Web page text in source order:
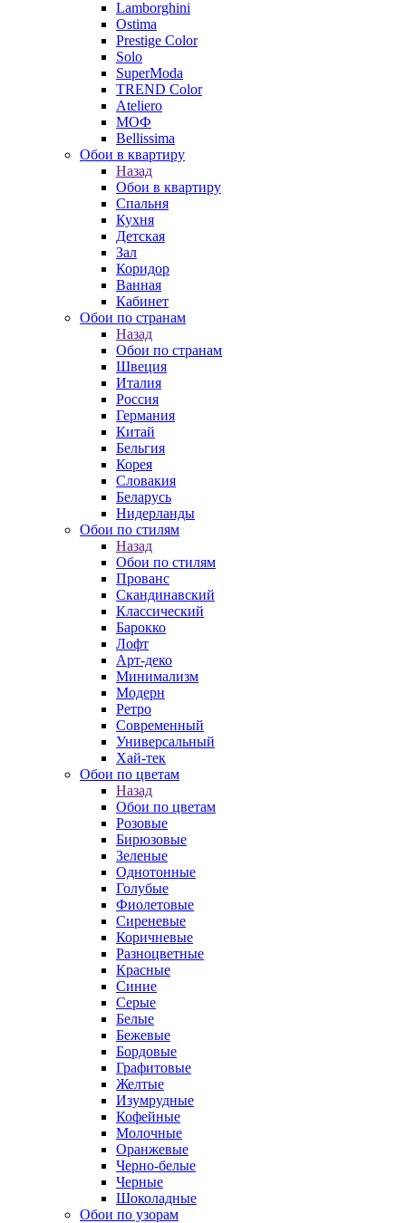
Lamborghini
Ostima
Prestige Color
Solo
SuperModa
TREND Color
Ateliero
МОФ
Bellissima
Обои в квартиру
Назад
Обои в квартиру
Спальня
Кухня
Детская
Зал
Коридор
Ванная
Кабинет
Обои по странам
Назад
Обои по странам
Швеция
Италия
Россия
Германия
Китай
Бельгия
Корея
Словакия
Беларусь
Нидерланды
Обои по стилям
Назад
Обои по стилям
Прованс
Скандинавский
Классический
Барокко
Лофт
Арт-деко
Минимализм
Модерн
Ретро
Современный
Универсальный
Хай-тек
Обои по цветам
Назад
Обои по цветам
Розовые
Бирюзовые
Зеленые
Однотонные
Голубые
Фиолетовые
Сиреневые
Коричневые
Разноцветные
Красные
Синие
Серые
Белые
Бежевые
Бордовые
Графитовые
Желтые
Изумрудные
Кофейные
Молочные
Оранжевые
Черно-белые
Черные
Шоколадные
Обои по узорам